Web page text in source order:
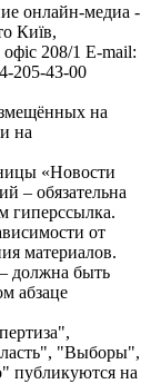
онлайн-медиа -
Київ,
208/1 E-mail:
205-43-00
на
на
«Новости
– обязательна
гиперссылка.
от
материалов.
должна быть
абзаце
"Выборы",
публикуются на